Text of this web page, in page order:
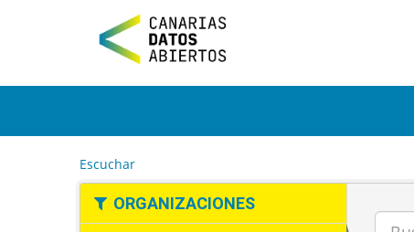
t
Escuchar
ORGANIZACIONES